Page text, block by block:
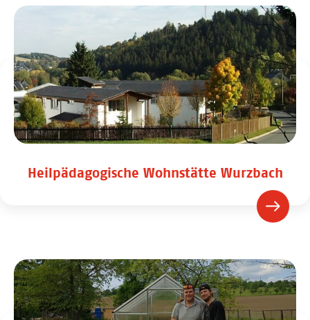
Heilpädagogische Wohnstätte Wurzbach